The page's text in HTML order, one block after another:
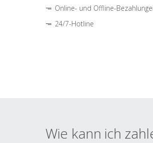
Online- und Offline-
24/7-Hotline
Wie kann ich